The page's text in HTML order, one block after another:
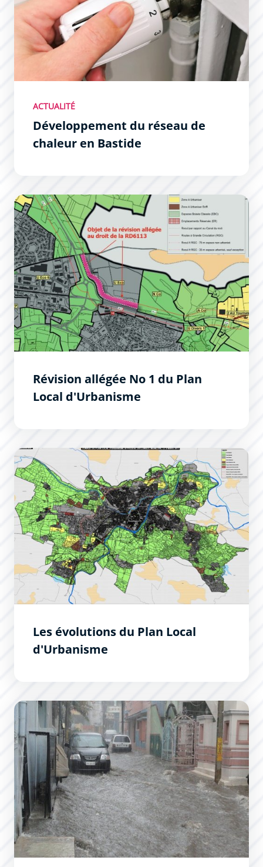
ACTUALITÉ
Développement du réseau de
chaleur en Bastide
Révision allégée No 1 du Plan Local d&#039;Urbanisme
Révision allégée No 1 du Plan
Local d'Urbanisme
Les évolutions du Plan Local d&#039;Urbanisme
Les évolutions du Plan Local
d'Urbanisme
Réduire la vulnérabilité aux inondations